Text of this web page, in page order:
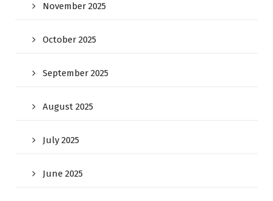
November 2025
October 2025
September 2025
August 2025
July 2025
June 2025